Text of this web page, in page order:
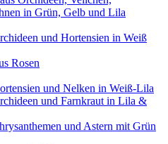
in Grün, Gelb und Lila
und Hortensien in Weiß
Rosen
und Nelken in Weiß-Lila
und Farnkraut in Lila &
und Astern mit Grün